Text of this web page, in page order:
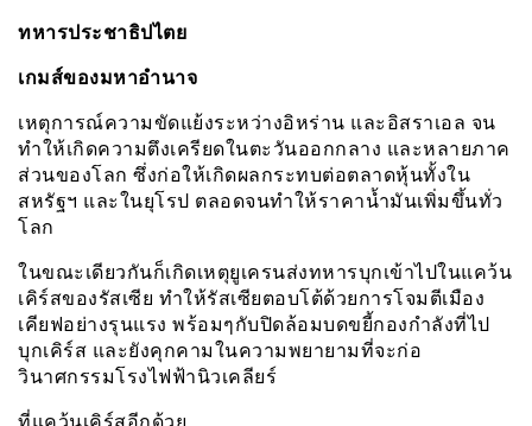
ทหารประชาธิปไตย
เกมส์ของมหาอำนาจ
เหตุการณ์ความขัดแย้งระหว่างอิหร่าน และอิสราเอล จน
ทำให้เกิดความตึงเครียดในตะวันออกกลาง และหลายภาค
ส่วนของโลก ซึ่งก่อให้เกิดผลกระทบต่อตลาดหุ้นทั้งใน
สหรัฐฯ และในยุโรป ตลอดจนทำให้ราคาน้ำมันเพิ่มขึ้นทั่ว
โลก
ในขณะเดียวกันก็เกิดเหตุยูเครนส่งทหารบุกเข้าไปในแคว้น
เคิร์สของรัสเซีย ทำให้รัสเซียตอบโต้ด้วยการโจมตีเมือง
เคียฟอย่างรุนแรง พร้อมๆกับปิดล้อมบดขยี้กองกำลังที่ไป
บุกเคิร์ส และยังคุกคามในความพยายามที่จะก่อ
วินาศกรรมโรงไฟฟ้านิวเคลียร์
ที่แคว้นเคิร์สอีกด้วย